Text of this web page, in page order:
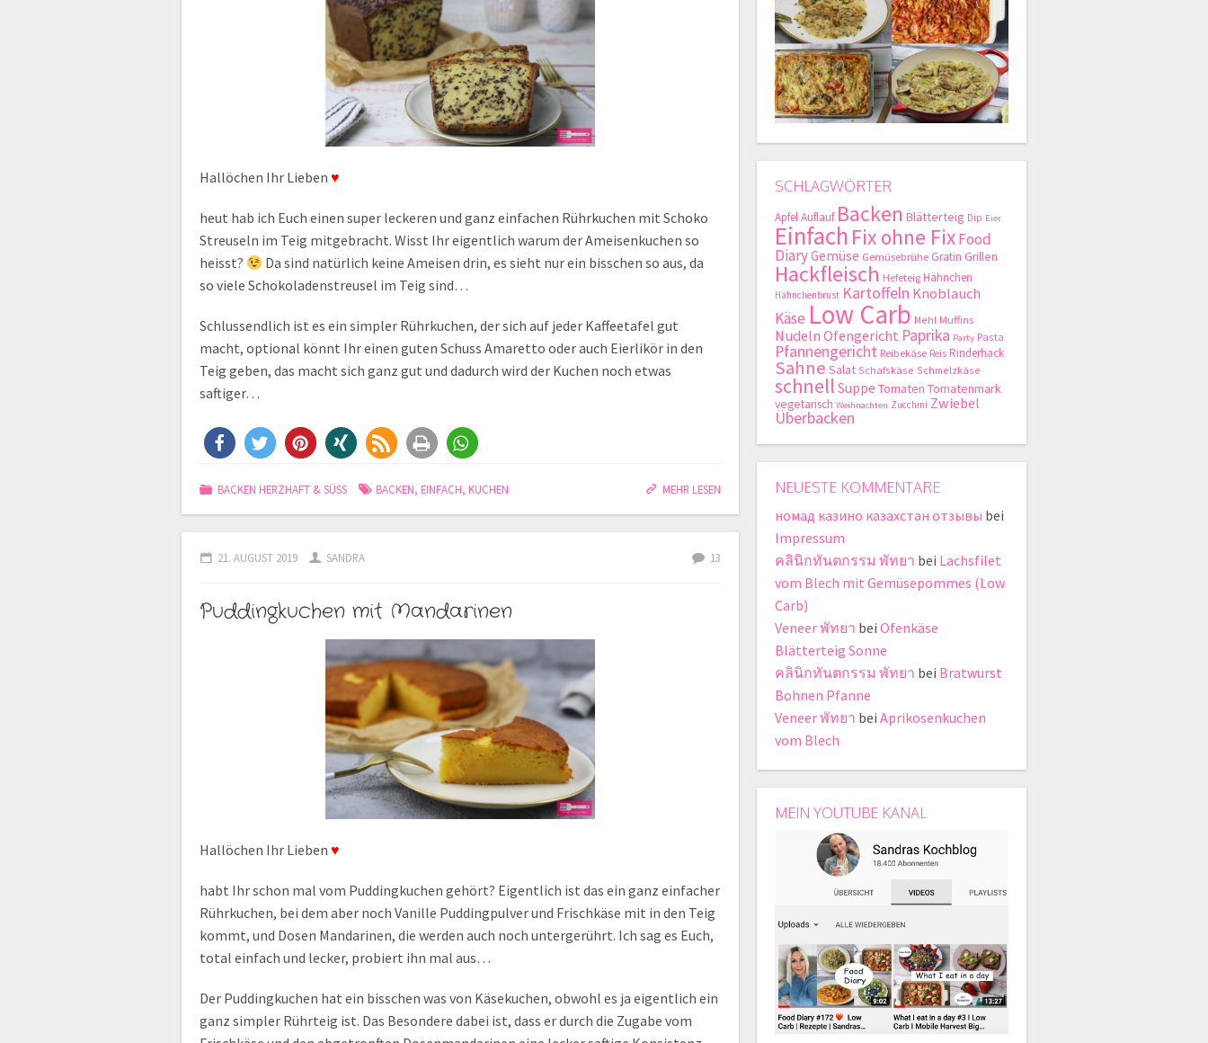
Hallöchen Ihr Lieben ♥
heut hab ich Euch einen super leckeren und ganz einfachen Rührkuchen mit Schoko
Streuseln im Teig mitgebracht. Wisst Ihr eigentlich warum der Ameisenkuchen so
heisst?
Da sind natürlich keine Ameisen drin, es sieht nur ein bisschen so aus, da
so viele Schokoladenstreusel im Teig sind…
Schlussendlich ist es ein simpler Rührkuchen, der sich auf jeder Kaffeetafel gut
macht, optional könnt Ihr einen guten Schuss Amaretto oder auch Eierlikör in den
Teig geben, das macht sich ganz gut und dadurch wird der Kuchen noch etwas
saftiger…
MEHR LESEN
BACKEN HERZHAFT & SÜSS BACKEN, EINFACH, KUCHEN
21. AUGUST 2019 SANDRA 13
Puddingkuchen mit Mandarinen
Hallöchen Ihr Lieben ♥
habt Ihr schon mal vom Puddingkuchen gehört? Eigentlich ist das ein ganz einfacher
Rührkuchen, bei dem aber noch Vanille Puddingpulver und Frischkäse mit in den Teig
kommt, und Dosen Mandarinen, die werden auch noch untergerührt. Ich sag es Euch,
total einfach und lecker, probiert ihn mal aus…
Der Puddingkuchen hat ein bisschen was von Käsekuchen, obwohl es ja eigentlich ein
ganz simpler Rührteig ist. Das Besondere dabei ist, dass er durch die Zugabe vom
SCHLAGWÖRTER
ApfelAuflauf Backen Blätterteig Dip Eier
Einfach Fix ohne FixFood
DiaryGemüse Gemüsebrühe Gratin Grillen
Hackfleisch Hefeteig Hähnchen
Hähnchenbrust Kartoffeln Knoblauch
Käse Low Carb Mehl Muffins
NudelnOfengericht Paprika Party Pasta
Pfannengericht Reibekäse Reis Rinderhack
Sahne Salat Schafskäse Schmelzkäse
schnell Suppe Tomaten Tomatenmark
vegetarisch Weihnachten Zucchini Zwiebel
Überbacken
NEUESTE KOMMENTARE
номад казино казахстан отзывы bei
Impressum
คลินิกทันตกรรม พัทยา bei Lachsfilet
vom Blech mit Gemüsepommes (Low
Carb)
Veneer พัทยา bei Ofenkäse
Blätterteig Sonne
คลินิกทันตกรรม พัทยา bei Bratwurst
Bohnen Pfanne
Veneer พัทยา bei Aprikosenkuchen
vom Blech
MEIN YOUTUBE KANAL